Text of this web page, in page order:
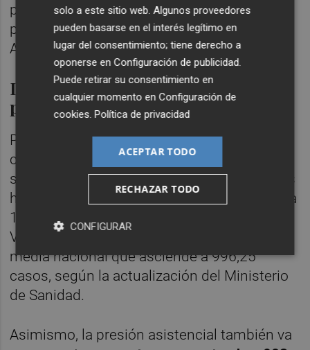
pandemia asciende a 9.538: 1.124 en la
provincia de Castellón, 3.621 en la de
Alicante y 4.793 en la de Valencia.
La incidencia en mayores sube 156
puntos
Por otro lado, la tasa de incidencia del
coronavirus en mayores de 60 años ha
subido otros 155,81 puntos desde el martes
hasta situarse hoy en 715,29 casos por cada
100.000 habitantes en la Comunitat
Valenciana, aunque sigue por debajo de la
media nacional que asciende a 996,25
casos, según la actualización del Ministerio
de Sanidad.
Asimismo, la presión asistencial también va
solo a este sitio web. Algunos proveedores
pueden basarse en el interés legítimo en
lugar del consentimiento; tiene derecho a
oponerse enConfiguración de publicidad
Puede retirar su consentimiento en
cualquier momento enConfiguración de
cookies .Política de privacidad
ACEPTAR TODO
RECHAZAR TODO
CONFIGURAR